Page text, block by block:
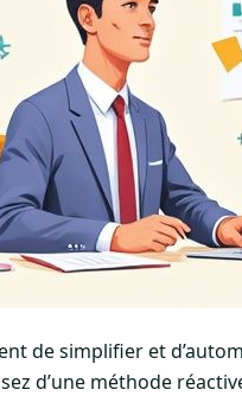
de simplifier et
d’une méthode